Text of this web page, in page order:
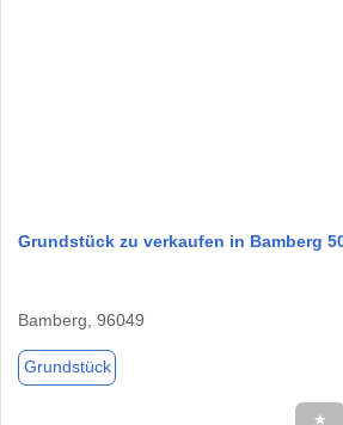
Grundstück zu verkaufen in Bamberg
Bamberg, 96049
Grundstück
★